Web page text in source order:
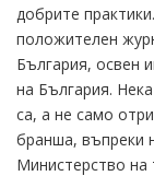
добрите
положителен
България, освен
на България.
са, а не само
бранша, въпреки
Министерство на